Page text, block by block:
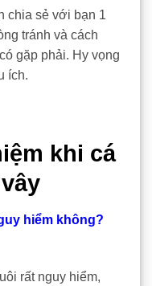
chia sẻ với bạn 1
tránh và cách
gặp phải. Hy vọng
ích.
khi cá
hiểm không?
rất nguy hiểm,